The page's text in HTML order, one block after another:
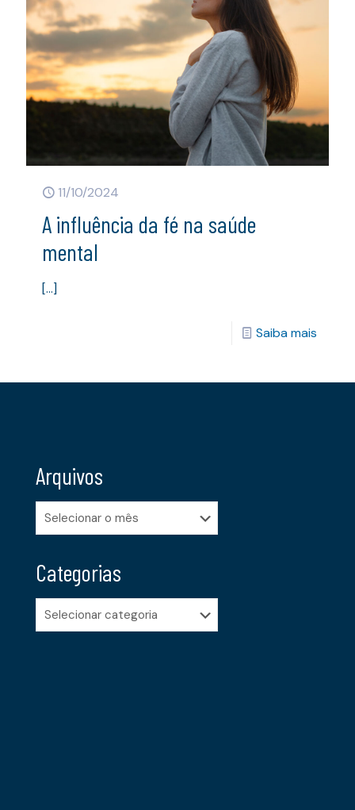
11/10/2024
A influência da fé na saúde
mental
[…]
Saiba mais
Arquivos
Arquivos
Categorias
Categorias